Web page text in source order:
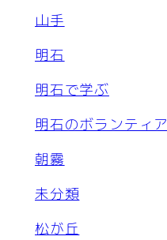
山手
明石
明石で学ぶ
明石のボランティア
朝霧
未分類
松が丘